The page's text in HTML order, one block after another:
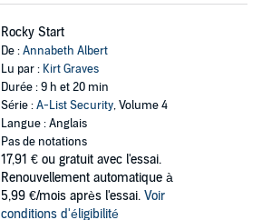
Rocky Start
De :Annabeth Albert
Lu par : Kirt Graves
Durée : 9 h et 20 min
Série :A-List Security, Volume 4
Langue : Anglais
Pas de notations
17,91 € ou gratuit avec l'essai.
Renouvellement automatique à
5,99 €/mois après l'essai. Voir
conditions d'éligibilité